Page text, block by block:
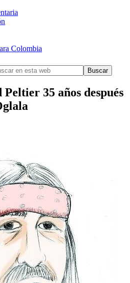
Colombia
35 años después